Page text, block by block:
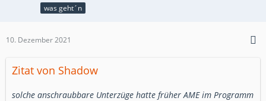
was geht´n
10. Dezember 2021
Zitat von Shadow
solche anschraubbare Unterzüge hatte früher AME im Programm